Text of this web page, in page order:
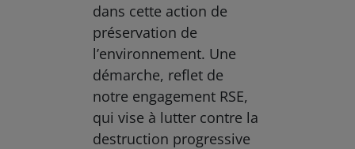
dans cette action de
préservation de
l’environnement. Une
démarche, reflet de
notre engagement RSE,
qui vise à lutter contre la
destruction progressive